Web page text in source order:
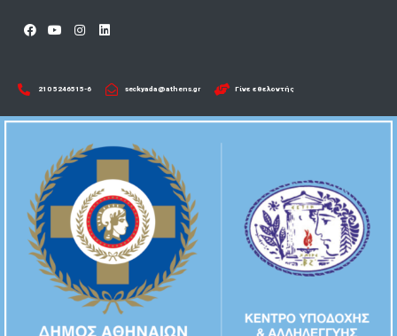
210 5246515-6​ seckyada@athens.gr Γίνε εθελοντής